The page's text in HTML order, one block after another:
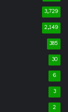
3,729
2,149
385
30
6
3
2